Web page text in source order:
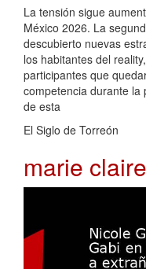
La tensión sigue
México 2026. La
descubierto nuevas
los habitantes del
participantes que
competencia durante la
de esta
El Siglo de Torreón
marie claire